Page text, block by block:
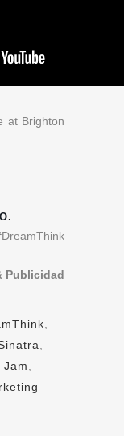
at Brighton
Publicidad
Jam